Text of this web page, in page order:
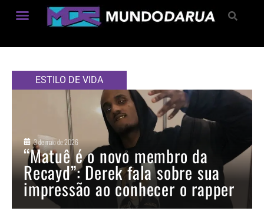
ESTILO DE VIDA
3 de maio de 2026
“Matuê é o novo membro da
Recayd”: Derek fala sobre sua
impressão ao conhecer o rapper